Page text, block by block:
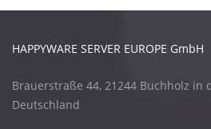
HAPPYWARE SERVER EUROPE GmbH
Brauerstraße 44, 21244 Buchholz in
Deutschland